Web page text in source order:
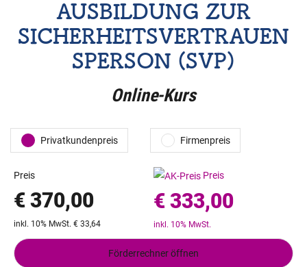
AUSBILDUNG ZUR
SICHERHEITSVERTRAUEN
SPERSON (SVP)
Online-Kurs
Privatkundenpreis Firmenpreis
Preis
€ 370,00
inkl. 10% MwSt. € 33,64
Preis
€ 333,00
inkl. 10% MwSt.
Förderrechner öffnen